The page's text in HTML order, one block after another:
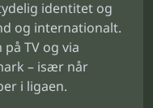
identitet og
og internationalt.
TV og via
– især når
i ligaen.